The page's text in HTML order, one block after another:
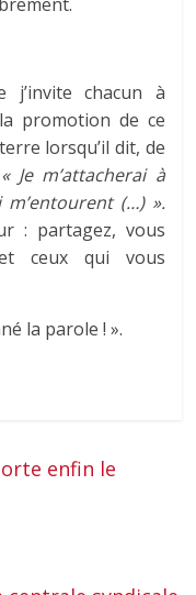
j’invite chacun à
promotion de ce
lorsqu’il dit, de
« Je m’attacherai à
(…) ».
: partagez, vous
ceux qui vous
la parole ! ».
enfin le